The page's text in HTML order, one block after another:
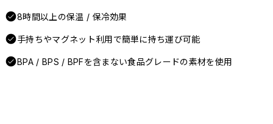
8時間以上の保温 / 保冷効果
手持ちやマグネット利用で簡単に持ち運び可能
BPA / BPS / BPFを含まない食品グレードの素材を使用